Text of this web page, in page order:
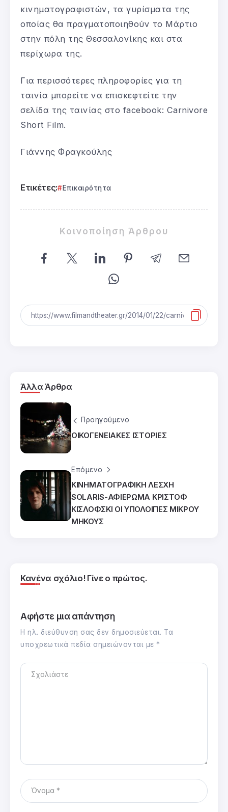
κινηματογραφιστών, τα γυρίσματα της
οποίας θα πραγματοποιηθούν το Μάρτιο
στην πόλη της Θεσσαλονίκης και στα
περίχωρα της.
Για περισσότερες πληροφορίες για τη
ταινία μπορείτε να επισκεφτείτε την
σελίδα της ταινίας στο facebook: Carnivore
Short Film.
Γιάννης Φραγκούλης
Ετικέτες: Επικαιρότητα
Κοινοποίηση Άρθρου
Άλλα Άρθρα
Προηγούμενο
ΟΙΚΟΓΕΝΕΙΑΚΕΣ ΙΣΤΟΡΙΕΣ
Επόμενο
ΚΙΝΗΜΑΤΟΓΡΑΦΙΚΗ ΛΕΣΧΗ
SOLARIS-ΑΦΙΕΡΩΜΑ ΚΡΙΣΤΟΦ
ΚΙΣΛΟΦΣΚΙ ΟΙ ΥΠΟΛΟΙΠΕΣ ΜΙΚΡΟΥ
ΜΗΚΟΥΣ
Κανένα σχόλιο! Γίνε ο πρώτος.
Αφήστε μια απάντηση
Η ηλ. διεύθυνση σας δεν δημοσιεύεται. Τα
υποχρεωτικά πεδία σημειώνονται με *